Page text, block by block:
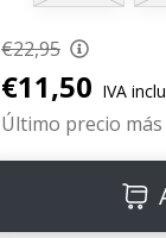
€22,95
€11,50 IVA
Último precio más